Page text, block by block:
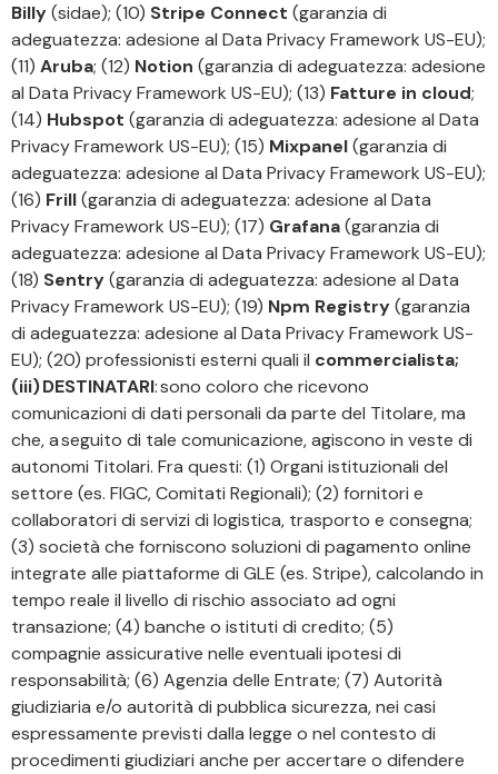
Billy(sidae); (10) Stripe Connect (garanzia di
adeguatezza: adesione al Data Privacy Framework US-EU);
(11) Aruba; (12) Notion (garanzia di adeguatezza: adesione
al Data Privacy Framework US-EU); (13) Fatture in cloud;
(14) Hubspot (garanzia di adeguatezza: adesione al Data
Privacy Framework US-EU); (15) Mixpanel(garanzia di
adeguatezza: adesione al Data Privacy Framework US-EU);
(16) Frill(garanzia di adeguatezza: adesione al Data
Privacy Framework US-EU); (17) Grafana(garanzia di
adeguatezza: adesione al Data Privacy Framework US-EU);
(18) Sentry(garanzia di adeguatezza: adesione al Data
Privacy Framework US-EU); (19) Npm Registry(garanzia
di adeguatezza: adesione al Data Privacy Framework US-
EU); (20) professionisti esterni quali il commercialista;
(iii) DESTINATARI: sono coloro che ricevono
comunicazioni di dati personali da parte del Titolare, ma
che, a seguito di tale comunicazione, agiscono in veste di
autonomi Titolari. Fra questi: (1) Organi istituzionali del
settore (es. FIGC, Comitati Regionali); (2) fornitori e
collaboratori di servizi di logistica, trasporto e consegna;
(3) società che forniscono soluzioni di pagamento online
integrate alle piattaforme di GLE (es. Stripe), calcolando in
tempo reale il livello di rischio associato ad ogni
transazione; (4) banche o istituti di credito; (5)
compagnie assicurative nelle eventuali ipotesi di
responsabilità; (6) Agenzia delle Entrate; (7) Autorità
giudiziaria e/o autorità di pubblica sicurezza, nei casi
espressamente previsti dalla legge o nel contesto di
procedimenti giudiziari anche per accertare o difendere